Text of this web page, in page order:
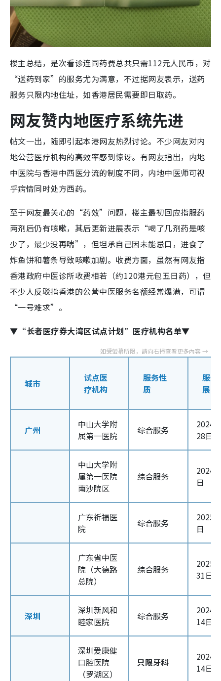
楼主总结，是次看诊连同药费总共只需112元人民币，对
“送药到家”的服务尤为满意，不过据网友表示，送药
服务只限内地住址，如香港居民需要即日取药。
网友赞内地医疗系统先进
帖文一出，随即引起本港网友热烈讨论。不少网友对内
地公营医疗机构的高效率感到惊讶。有网友指出，内地
中医院与香港中西医分流的制度不同，内地中医师可视
乎病情同时处方西药。
至于网友最关心的“药效”问题，楼主最初回应指服药
两剂后仍有咳嗽，其后更新进展表示“喝了几剂药是咳
少了，最少没再喘”，但坦承自己因未能忌口，进食了
炸鱼饼和薯条导致咳嗽加剧。收费方面，虽然有网友指
香港政府中医诊所收费相若（约120港元包五日药），但
不少人反驳指香港的公营中医服务名额经常爆满，可谓
“一号难求”。
▼“长者医疗券大湾区试点计划”医疗机构名单▼
城市
试点医
疗机构
服务性
质
服务
展日
广州
中山大学附
属第一医院
综合服务
2024
28日
中山大学附
属第一医院
南沙院区
综合服务
2024
日
广东祈福医
院
综合服务
2025
日
广东省中医
院（大德路
总院）
综合服务
2025
31日
深圳
深圳新风和
睦家医院
综合服务
2024
14日
深圳爱康健
口腔医院
（罗湖区）
只限牙科
2024
14日